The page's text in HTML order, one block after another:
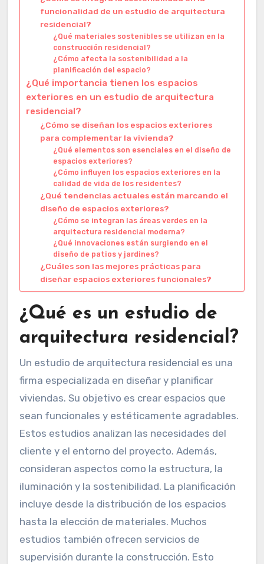
funcionalidad de un estudio de arquitectura
residencial?
¿Qué materiales sostenibles se utilizan en la
construcción residencial?
¿Cómo afecta la sostenibilidad a la
planificación del espacio?
¿Qué importancia tienen los espacios
exteriores en un estudio de arquitectura
residencial?
¿Cómo se diseñan los espacios exteriores
para complementar la vivienda?
¿Qué elementos son esenciales en el diseño de
espacios exteriores?
¿Cómo influyen los espacios exteriores en la
calidad de vida de los residentes?
¿Qué tendencias actuales están marcando el
diseño de espacios exteriores?
¿Cómo se integran las áreas verdes en la
arquitectura residencial moderna?
¿Qué innovaciones están surgiendo en el
diseño de patios y jardines?
¿Cuáles son las mejores prácticas para
diseñar espacios exteriores funcionales?
¿Qué es un estudio de
arquitectura residencial?
Un estudio de arquitectura residencial es una
firma especializada en diseñar y planificar
viviendas. Su objetivo es crear espacios que
sean funcionales y estéticamente agradables.
Estos estudios analizan las necesidades del
cliente y el entorno del proyecto. Además,
consideran aspectos como la estructura, la
iluminación y la sostenibilidad. La planificación
incluye desde la distribución de los espacios
hasta la elección de materiales. Muchos
estudios también ofrecen servicios de
supervisión durante la construcción. Esto